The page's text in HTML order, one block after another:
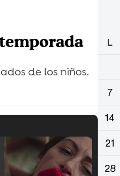
de los niños.
L
7
14
21
28